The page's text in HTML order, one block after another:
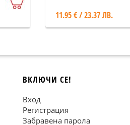
11.95 € / 23.37 ЛВ.
ВКЛЮЧИ СЕ!
Вход
Регистрация
Забравена парола